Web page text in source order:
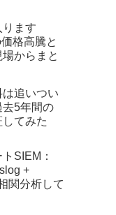
ります
格高騰と
からまと
追いつい
去5年間の
てみた
SIEM：
+
関分析して